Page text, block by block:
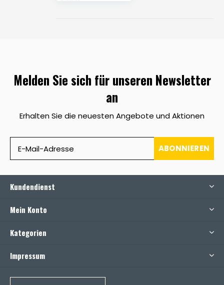
Melden Sie sich für unseren Newsletter
an
Erhalten Sie die neuesten Angebote und Aktionen
ABONNIEREN
Kundendienst
Mein Konto
Kategorien
Impressum